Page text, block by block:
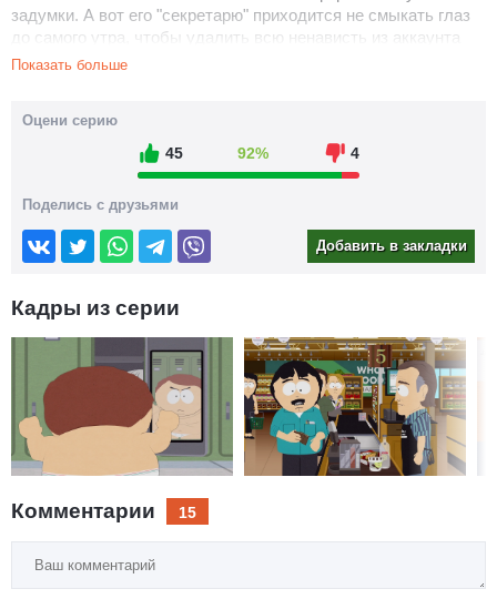
задумки. А вот его "секретарю" приходится не смыкать глаз
до самого утра, чтобы удалить всю ненависть из аккаунта
жирдяя.
лучше. И в качестве поощрения даёт ему... Стивена Сигала.
Актёра также обижают в комментариях и теперь он также
нуждается в безопасном пространстве. После Сигала
Баттерсу дают ещё одну звезду. Потом ещё и ещё. А
вишенкой на торте станут несколько пышных моделей
рекламы женского белья размеров плюс-сайз. Не поспевая
уследить за всеми комментариями, Баттерс несколько
магазине "Фермер-фермер", который просит пожертвовать
бакс голодающим детям. А когда Рэнди отказывается,
начинает истерить и всячески привлекать к жлобу внимание
покупателей. И так каждый раз, ожидая, что старший Марш
наконец-то сломается.
Показать больше
Оцени серию
45 92% 4
Поделись с друзьями
Добавить в закладки
Кадры из серии
Комментарии 15
комментарий